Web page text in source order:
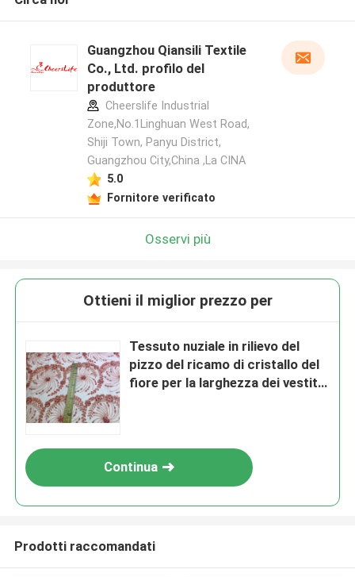
Guangzhou Qiansili Textile
Co., Ltd. profilo del
produttore
Cheerslife Industrial
Zone,No.1Linghuan West Road,
Shiji Town, Panyu District,
Guangzhou City,China ,La CINA
5.0
Fornitore verificato
Osservi più
Ottieni il miglior prezzo per
Tessuto nuziale in rilievo del
pizzo del ricamo di cristallo del
fiore per la larghezza dei vestiti
Continua
Prodotti raccomandati